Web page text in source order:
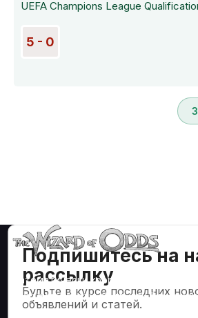
UEFA Champions League
5 - 0
Подпишитесь на
рассылку
Будьте в курсе последних
объявлений и статей.
Математически корректные
для таких азартных игр, как
сотни других.